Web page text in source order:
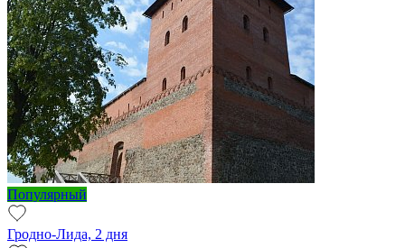
Популярный
Гродно-Лида, 2 дня